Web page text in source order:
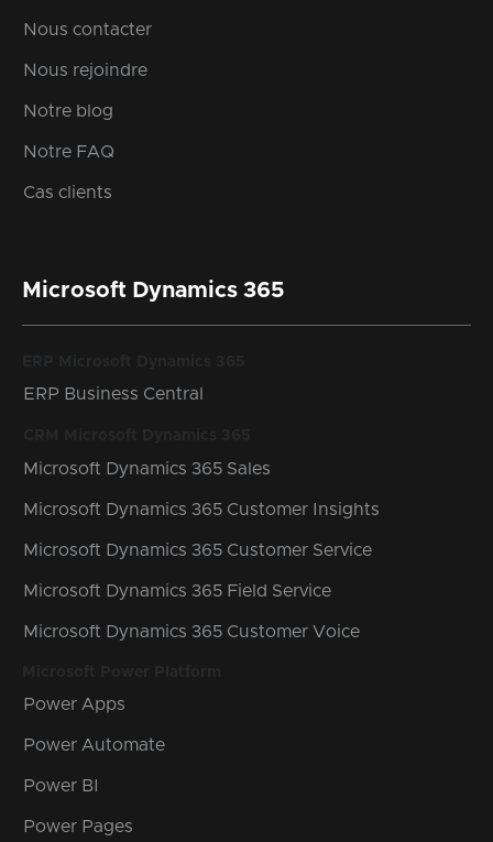
Nous contacter
Nous rejoindre
Notre blog
Notre FAQ
Cas clients
Microsoft Dynamics 365
ERP Business Central
Microsoft Dynamics 365 Sales
Microsoft Dynamics 365 Customer Insights
Microsoft Dynamics 365 Customer Service
Microsoft Dynamics 365 Field Service
Microsoft Dynamics 365 Customer Voice
Power Apps
Power Automate
Power BI
Power Pages